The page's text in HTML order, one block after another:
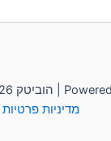
מדיניות פרטיות